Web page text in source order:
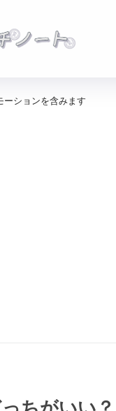
ーションを含みます